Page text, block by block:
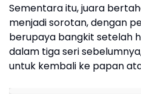
Sementara itu, juara
menjadi sorotan, dengan
berupaya bangkit setelah
dalam tiga seri
untuk kembali ke papan